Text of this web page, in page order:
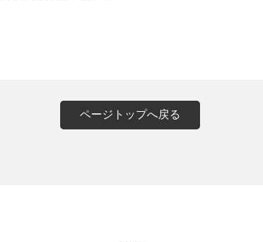
ページトップへ戻る